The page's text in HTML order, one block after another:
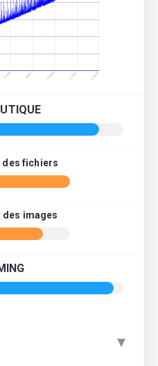
8298 9681 11064 12447 13830
fichiers
images
▾